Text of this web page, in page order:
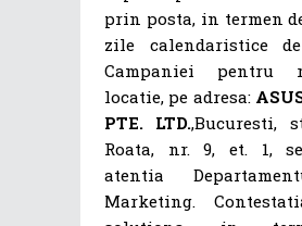
prin posta, in termen
zile calendaristice
Campaniei pentru
locatie, pe adresa:
PTE. LTD.,Bucuresti,
Roata, nr. 9, et. 1,
atentia
Marketing.